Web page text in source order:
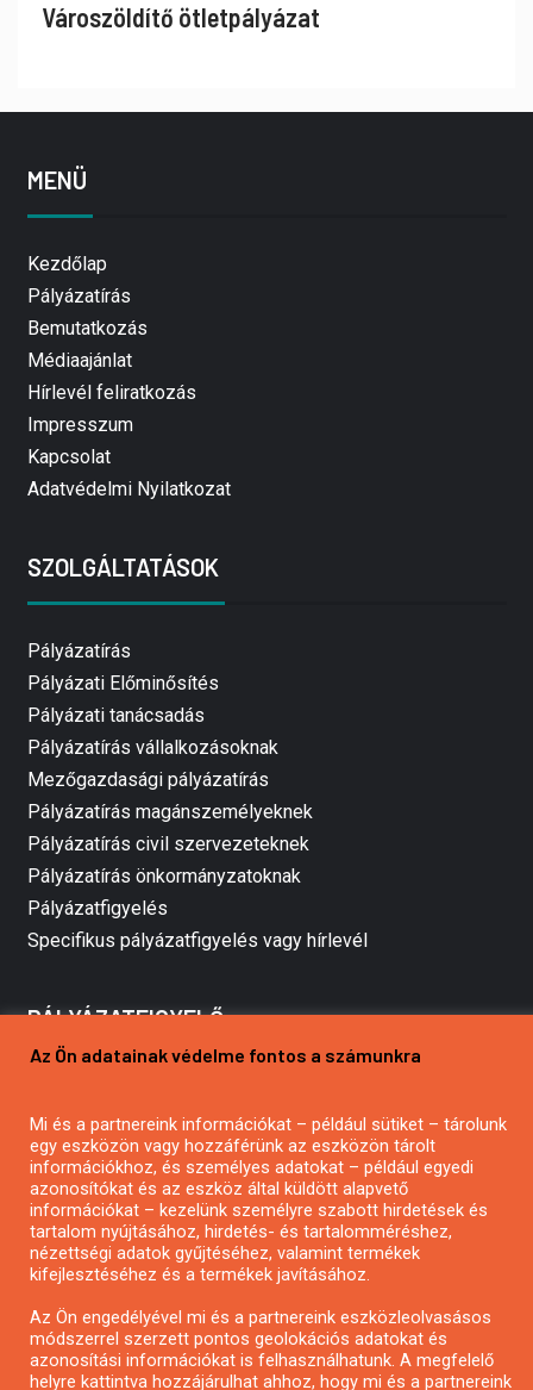
Városzöldítő ötletpályázat
MENÜ
Kezdőlap
Pályázatírás
Bemutatkozás
Médiaajánlat
Hírlevél feliratkozás
Impresszum
Kapcsolat
Adatvédelmi Nyilatkozat
SZOLGÁLTATÁSOK
Pályázatírás
Pályázati Előminősítés
Pályázati tanácsadás
Pályázatírás vállalkozásoknak
Mezőgazdasági pályázatírás
Pályázatírás magánszemélyeknek
Pályázatírás civil szervezeteknek
Pályázatírás önkormányzatoknak
Pályázatfigyelés
Specifikus pályázatfigyelés vagy hírlevél
PÁLYÁZATFIGYELŐ
Pályázatok civil szervezeteknek
Pályázatok vállalkozásoknak
Önkormányzati pályázatok
Mezőgazdasági pályázatok
Falusi turizmus pályázatok
GINOP pályázatok
Az Ön adatainak védelme fontos a számunkra
Mi és a partnereink információkat – például sütiket – tárolunk
egy eszközön vagy hozzáférünk az eszközön tárolt
információkhoz, és személyes adatokat – például egyedi
azonosítókat és az eszköz által küldött alapvető
információkat – kezelünk személyre szabott hirdetések és
tartalom nyújtásához, hirdetés- és tartalomméréshez,
nézettségi adatok gyűjtéséhez, valamint termékek
kifejlesztéséhez és a termékek javításához.
Az Ön engedélyével mi és a partnereink eszközleolvasásos
módszerrel szerzett pontos geolokációs adatokat és
azonosítási információkat is felhasználhatunk. A megfelelő
helyre kattintva hozzájárulhat ahhoz, hogy mi és a partnereink